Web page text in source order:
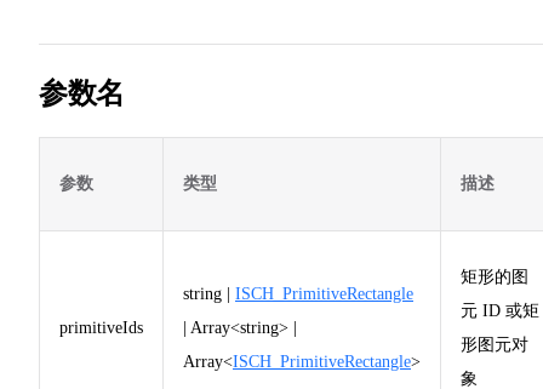
参数名
参数 类型 描述
primitiveIds
string | ISCH_PrimitiveRectangle
| Array<string> |
Array<ISCH_PrimitiveRectangle>
矩形的图
元 ID 或矩
形图元对
象